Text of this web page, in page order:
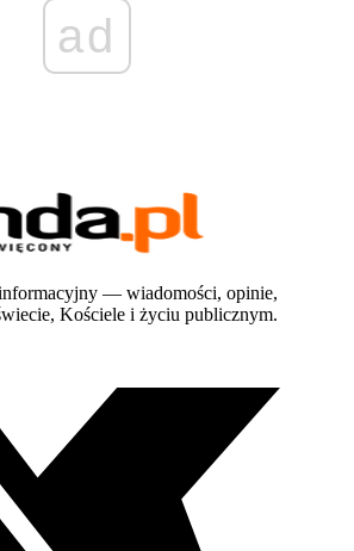
ad
— wiadomości, opinie,
Kościele i życiu publicznym.